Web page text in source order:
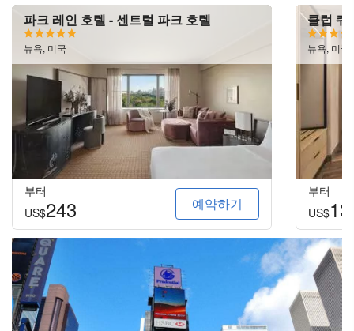
파크 레인 호텔 - 센트럴 파크 호텔
뉴욕, 미국
부터
US$243 예약하기
클럽 쿼
뉴욕, 미국
부터
US$